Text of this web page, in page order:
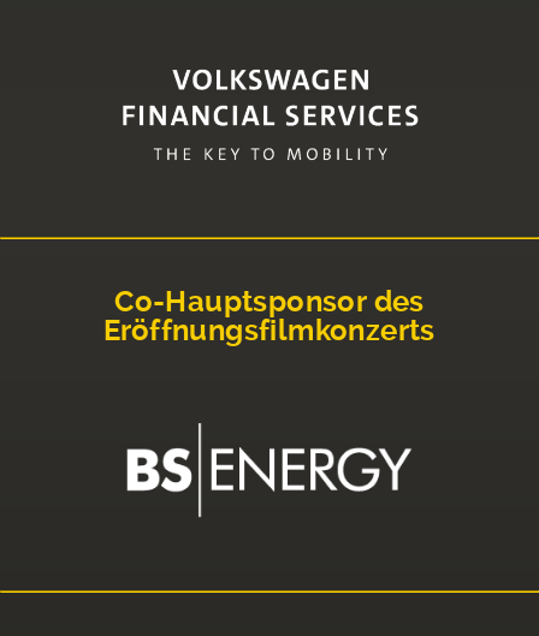
Co-Hauptsponsor des
Eröffnungsfilmkonzerts